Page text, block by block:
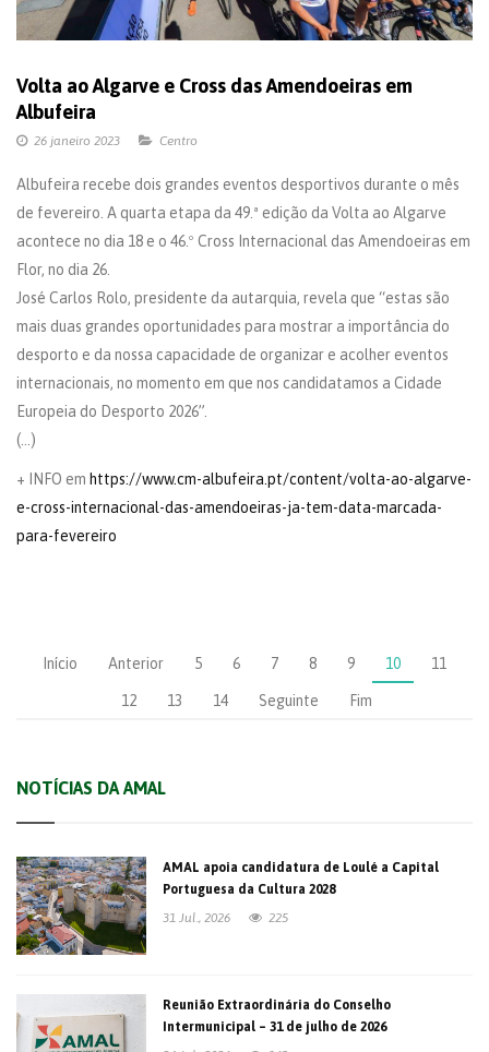
Volta ao Algarve e Cross das Amendoeiras em
Albufeira
26 janeiro 2023 Centro
Albufeira recebe dois grandes eventos desportivos durante o mês
de fevereiro. A quarta etapa da 49.ª edição da Volta ao Algarve
acontece no dia 18 e o 46.º Cross Internacional das Amendoeiras em
Flor, no dia 26.
José Carlos Rolo, presidente da autarquia, revela que “estas são
mais duas grandes oportunidades para mostrar a importância do
desporto e da nossa capacidade de organizar e acolher eventos
internacionais, no momento em que nos candidatamos a Cidade
Europeia do Desporto 2026”.
(…)
+ INFO em https://www.cm-albufeira.pt/content/volta-ao-algarve-
e-cross-internacional-das-amendoeiras-ja-tem-data-marcada-
para-fevereiro
Início Anterior 5 6 7 8 9 10 11
12 13 14 Seguinte Fim
NOTÍCIAS DA AMAL
AMAL apoia candidatura de Loulé a Capital
Portuguesa da Cultura 2028
31 Jul., 2026
225
Reunião Extraordinária do Conselho
Intermunicipal – 31 de julho de 2026